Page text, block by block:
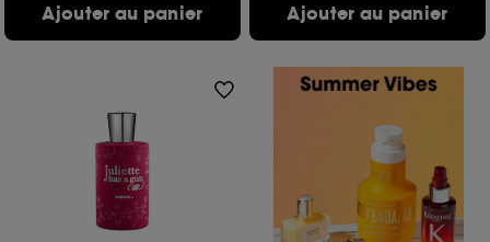
Ajouter au panier Ajouter au panier